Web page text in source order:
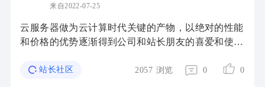
来自2022-07-25
云服务器做为云计算时代关键的产物，以绝对的性能
和价格的优势逐渐得到公司和站长朋友的喜爱和使
站搭建？ 一般站长主要是构建一些Wordpress博客 ...
站长社区 2057 浏览 0 0